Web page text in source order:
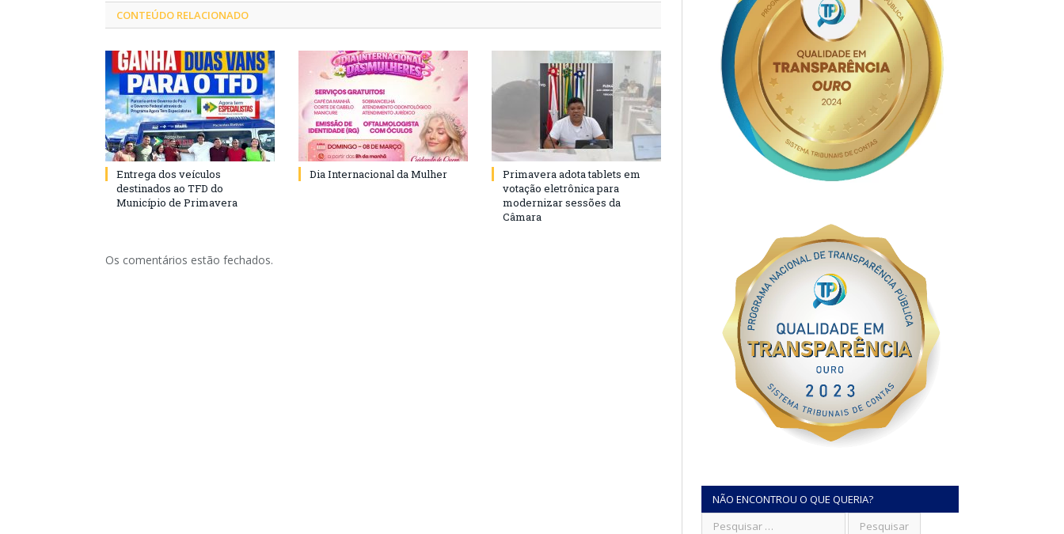
CONTEÚDO RELACIONADO
Entrega dos veículos
destinados ao TFD do
Município de Primavera
Dia Internacional da Mulher
Primavera adota tablets em
votação eletrônica para
modernizar sessões da
Câmara
Os comentários estão fechados.
NÃO ENCONTROU O QUE QUERIA?